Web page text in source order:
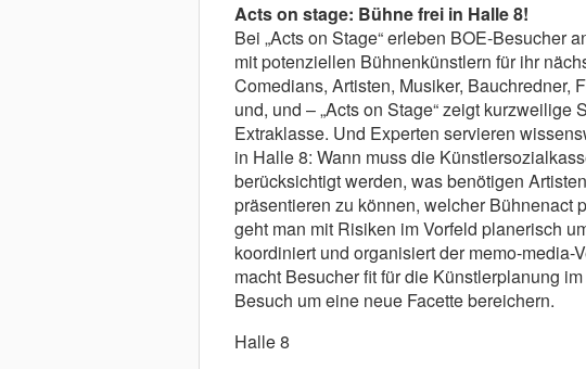
Acts on stage: Bühne frei in Halle 8!
Bei „Acts on Stage“ erleben BOE-Besucher
mit potenziellen Bühnenkünstlern für ihr
Comedians, Artisten, Musiker, Bauchredner,
und, und – „Acts on Stage“ zeigt kurzweilige
Extraklasse. Und Experten servieren
in Halle 8: Wann muss die
berücksichtigt werden, was benötigen
präsentieren zu können, welcher Bühnenact
geht man mit Risiken im Vorfeld planerisch
koordiniert und organisiert der memo-media-
macht Besucher fit für die Künstlerplanung
Besuch um eine neue Facette bereichern.
Halle 8